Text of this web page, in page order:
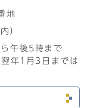
地
）
午後5時まで
年1月3日までは